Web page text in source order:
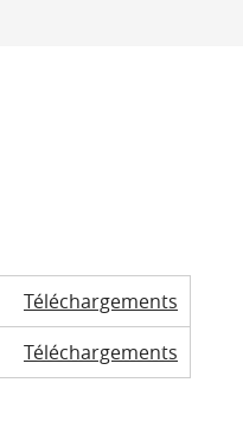
Téléchargements
Téléchargements